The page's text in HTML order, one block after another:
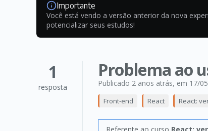
Importante
Você está vendo a versão anterior da nova
potencializar seus estudos!
1
resposta
Problema ao
Publicado 2 anos atrás, em 17/
Front-end React React: